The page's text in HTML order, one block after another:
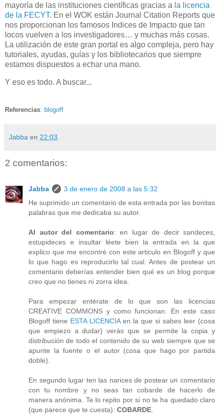
mayoría de las instituciones científicas gracias a la licencia
de la FECYT. En el WOK están Journal Citation Reports que
nos proporcionan los famosos Indices de Impacto que tan
locos vuelven a los investigadores… y muchas más cosas.
La utilización de este gran portal es algo compleja, pero hay
tutoriales, ayudas, guías y los bibliotecarios que siempre
estamos dispuestos a echar una mano.
Y eso es todo. A buscar...
Referencias: blogoff
Jabba en 22:03
2 comentarios:
Jabba
3 de enero de 2008 a las 5:32
He suprimido un comentario de esta entrada por las bonitas
palabras que me dedicaba su autor.
Al autor del comentario: en lugar de decir sandeces,
estupideces e insultar léete bien la entrada en la que
explico que me encontré con este articulo en Blogoff y que
lo que hago es reproducirlo tal cual. Antes de postear un
comentario deberías entender bien qué es un blog porque
creo que no tienes ni zorra idea.
Para empezar entérate de lo que son las licencias
CREATIVE COMMONS y como funcionan. En este caso
Blogoff tiene ESTA LICENCIAen la que si sabes leer (cosa
que empiezo a dudar) verás que se permite la copia y
distribución de todo el contenido de su web siempre que se
apunte la fuente o el autor (cosa que hago por partida
doble).
En segundo lugar ten las narices de postear un comentario
con tu nombre y no seas tan cobarde de hacerlo de
manera anónima. Te lo repito por si no te ha quedado claro
(que parece que te cuesta): COBARDE